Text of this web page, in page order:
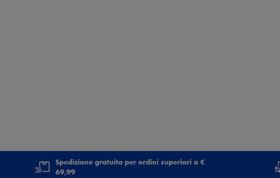
Spedizione gratuita per ordini superiori a €
69,99